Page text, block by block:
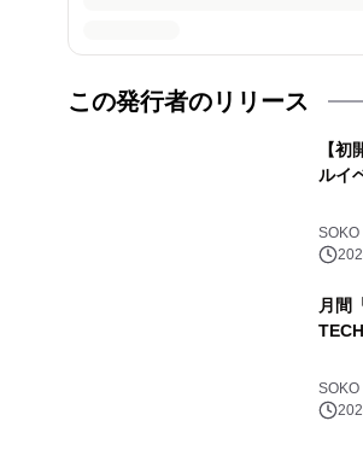
この発行者のリリース
【
ルイ
SOKO
月間
SOKO